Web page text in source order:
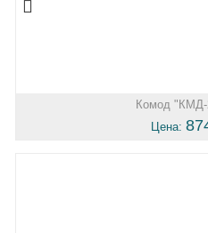
Комод "КМД-
Цена: